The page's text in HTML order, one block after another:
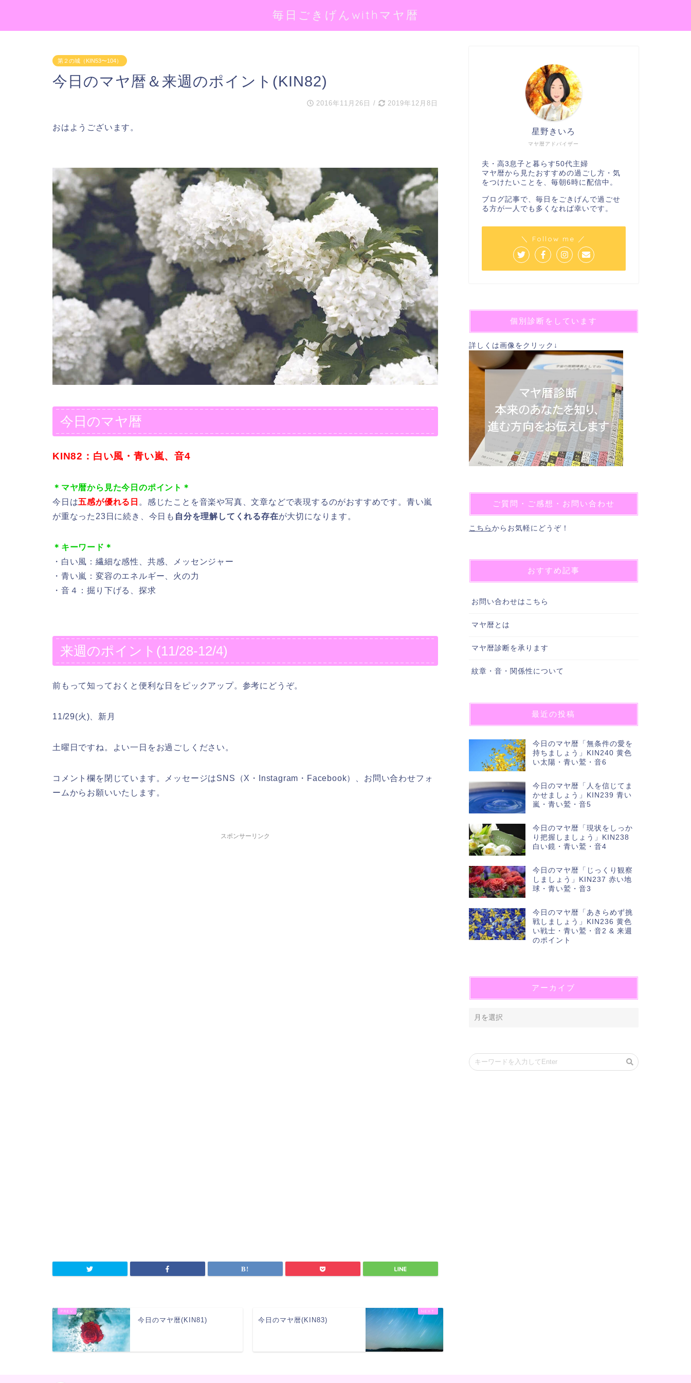
毎日ごきげんwithマヤ暦
第２の城（KIN53〜104）
今日のマヤ暦＆来週のポイント(KIN82)
2016年11月26日 / 2019年12月8日
おはようございます。
今日のマヤ暦
KIN82：白い風・青い嵐、音4
＊マヤ暦から見た今日のポイント＊
今日は五感が優れる日 。感じたことを音楽や写真、文章などで表現するのがおすすめです。青い嵐
が重なった23日に続き、今日も 自分を理解してくれる存在が大切になります。
＊キーワード＊
・白い風：繊細な感性、共感、メッセンジャー
・青い嵐：変容のエネルギー、火の力
・音４：掘り下げる、探求
来週のポイント(11/28-12/4)
前もって知っておくと便利な日をピックアップ。参考にどうぞ。
11/29(火)、新月
土曜日ですね。よい一日をお過ごしください。
コメント欄を閉じています。メッセージはSNS（X・Instagram・Facebook）、お問い合わせフォ
ームからお願いいたします。
スポンサーリンク
今日のマヤ暦(KIN81) 今日のマヤ暦(KIN83)
マヤ暦アドバイザー
星野きいろ
夫・高3息子と暮らす50代主婦
マヤ暦から見たおすすめの過ごし方・気
をつけたいことを、毎朝6時に配信中。
ブログ記事で、毎日をごきげんで過ごせ
る方が一人でも多くなれば幸いです。
＼ Follow me ／
個別診断をしています
詳しくは画像をクリック↓
ご質問・ご感想・お問い合わせ
こちら からお気軽にどうぞ！
おすすめ記事
お問い合わせはこちら
マヤ暦とは
マヤ暦診断を承ります
紋章・音・関係性について
最近の投稿
今日のマヤ暦「無条件の愛を
持ちましょう」KIN240 黄色
い太陽・青い鷲・音6
今日のマヤ暦「人を信じてま
かせましょう」KIN239 青い
嵐・青い鷲・音5
今日のマヤ暦「現状をしっか
り把握しましょう」KIN238
白い鏡・青い鷲・音4
今日のマヤ暦「じっくり観察
しましょう」KIN237 赤い地
球・青い鷲・音3
今日のマヤ暦「あきらめず挑
戦しましょう」KIN236 黄色
い戦士・青い鷲・音2 & 来週
のポイント
アーカイブ